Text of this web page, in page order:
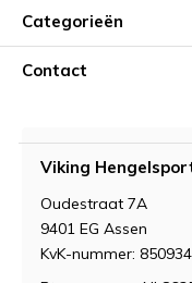
Categorieën
Contact
Viking
Oudestraat 7A
9401 EG Assen
KvK-nummer: